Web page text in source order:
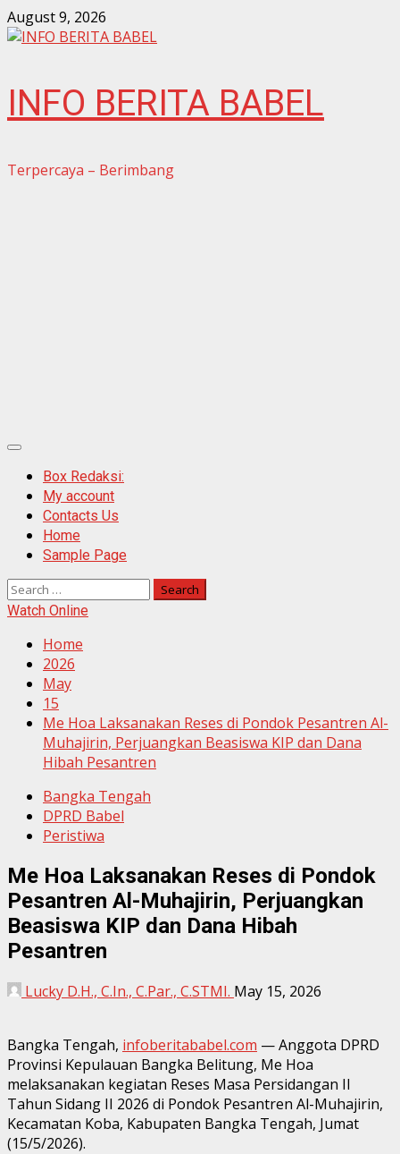
Skip
to
August 9, 2026
INFO BERITA BABEL
Terpercaya – Berimbang
Primary
MenuBox Redaksi:
My account
Contacts Us
Home
Sample Page
Search
for:
Watch Online
Home
2026
May
15
Me Hoa Laksanakan Reses di Pondok Pesantren Al-
Muhajirin, Perjuangkan Beasiswa KIP dan Dana
Hibah Pesantren
Bangka Tengah
DPRD Babel
Peristiwa
Me Hoa Laksanakan Reses di Pondok
Pesantren Al-Muhajirin, Perjuangkan
Beasiswa KIP dan Dana Hibah
Pesantren
Lucky D.H., C.In., C.Par., C.STMI. May 15, 2026
Bangka Tengah, infoberitababel.com — Anggota DPRD
Provinsi Kepulauan Bangka Belitung, Me Hoa
melaksanakan kegiatan Reses Masa Persidangan II
Tahun Sidang II 2026 di Pondok Pesantren Al-Muhajirin,
Kecamatan Koba, Kabupaten Bangka Tengah, Jumat
(15/5/2026).